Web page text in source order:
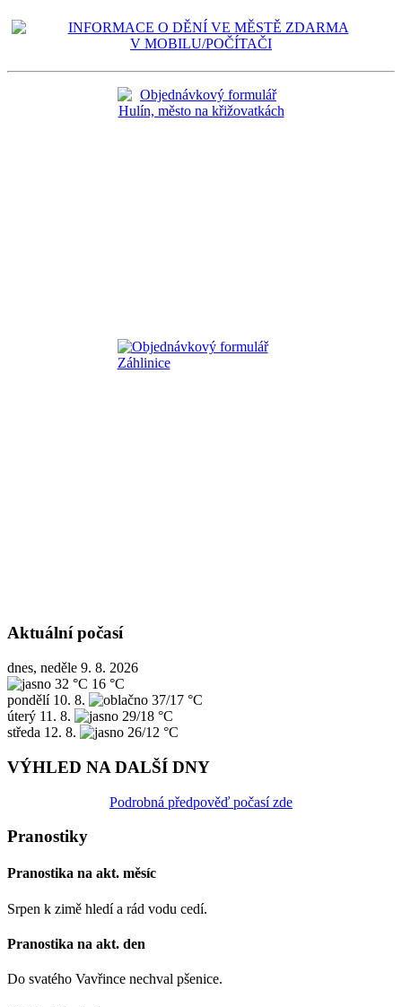
Aktuální počasí
dnes, neděle 9. 8. 2026
32 °C 16 °C
pondělí 10. 8.
37/17 °C
úterý 11. 8.
29/18 °C
středa 12. 8. 26/12 °C
VÝHLED NA DALŠÍ DNY
Podrobná předpověď počasí zde
Pranostiky
Pranostika na akt. měsíc
Srpen k zimě hledí a rád vodu cedí.
Pranostika na akt. den
Do svatého Vavřince nechval pšenice.